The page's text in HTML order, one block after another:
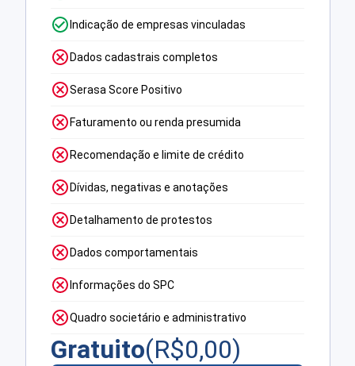
Indicação de empresas vinculadas
Dados cadastrais completos
Serasa Score Positivo
Faturamento ou renda presumida
Recomendação e limite de crédito
Dívidas, negativas e anotações
Detalhamento de protestos
Dados comportamentais
Informações do SPC
Quadro societário e administrativo
Gratuito(R$0,00)